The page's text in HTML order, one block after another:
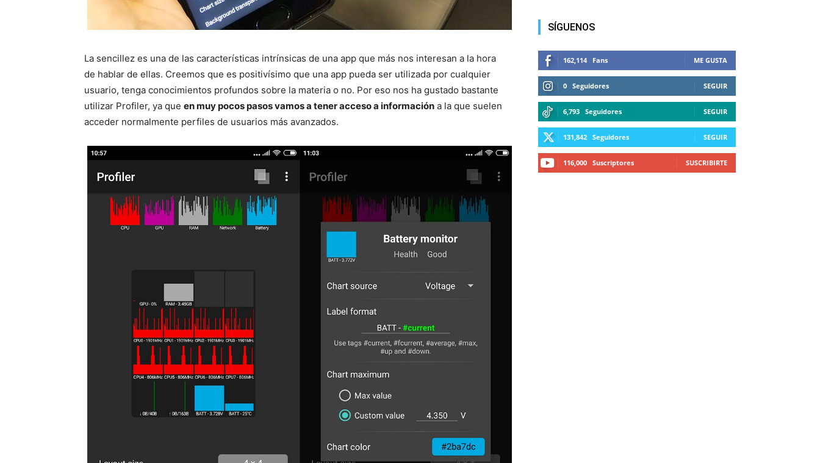
La sencillez es una de las características intrínsicas de una app que más nos interesan a la hora
de hablar de ellas. Creemos que es positivísimo que una app pueda ser utilizada por cualquier
usuario, tenga conocimientos profundos sobre la materia o no. Por eso nos ha gustado bastante
utilizar Profiler, ya que en muy pocos pasos vamos a tener acceso a información a la que suelen
acceder normalmente perfiles de usuarios más avanzados.
SÍGUENOS
162,114 Fans ME GUSTA
0 Seguidores SEGUIR
6,793 Seguidores SEGUIR
131,842 Seguidores SEGUIR
116,000 Suscriptores SUSCRIBIRTE